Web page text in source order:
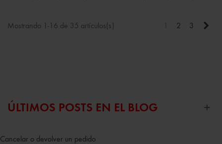
Mostrando 1-16 de 35 artículos(s) 2 3
ÚLTIMOS POSTS EN EL BLOG
Cancelar o devolver un pedido